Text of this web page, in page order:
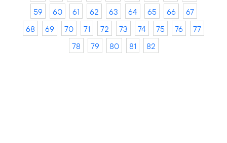
59
60 61 62 63 64 65 66
67
68
69 70 71 72 73 74 75 76
77
78
79 80 81 82